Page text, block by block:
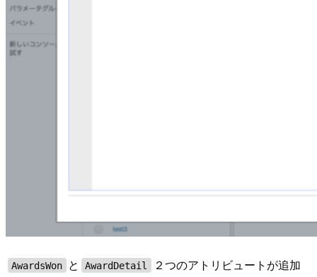
AwardsWon と AwardDetail
２つのアトリビュートが追加